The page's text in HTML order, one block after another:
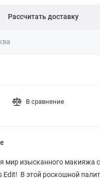
Рассчитать доставку
В сравнение
мир изысканного макияжа
Edit! В этой роскошной